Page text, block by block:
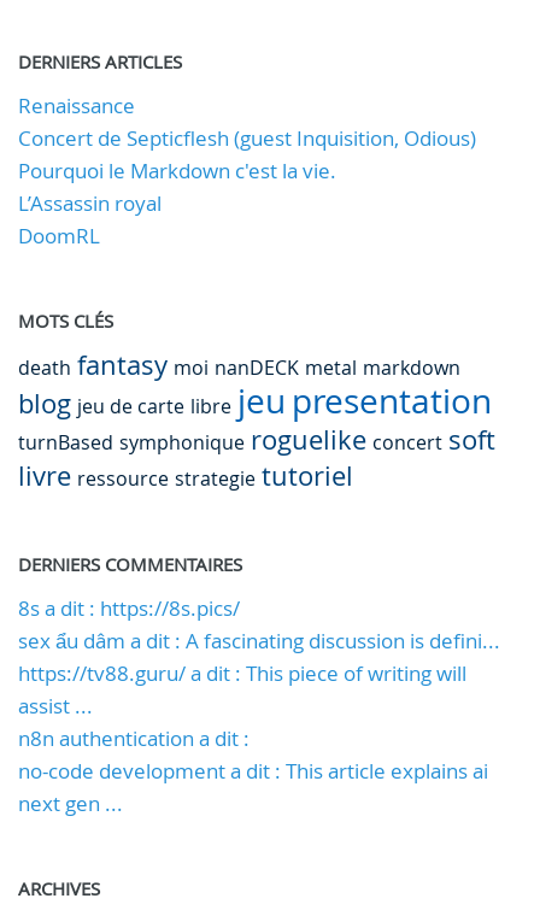
DERNIERS ARTICLES
Renaissance
Concert de Septicflesh (guest Inquisition, Odious)
Pourquoi le Markdown c'est la vie.
L’Assassin royal
DoomRL
MOTS CLÉS
death fantasy moi nanDECK metal markdown
blog jeu de carte libre jeu presentation
turnBased symphonique roguelike concert soft
livre ressource strategie tutoriel
DERNIERS COMMENTAIRES
8s a dit : https://8s.pics/
sex ẩu dâm a dit : A fascinating discussion is defini...
https://tv88.guru/ a dit : This piece of writing will
assist ...
n8n authentication a dit :
no-code development a dit : This article explains ai
next gen ...
ARCHIVES